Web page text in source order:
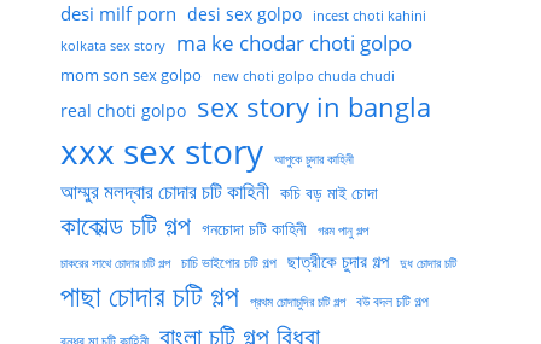
desi milf porn desi sex golpo incest choti kahini
kolkata sex story ma ke chodar choti golpo
mom son sex golpo new choti golpo chuda chudi
real choti golpo sex story in bangla
xxx sex story আপুকে চুদার কাহিনী
আম্মুর মলদ্বার চোদার চটি কাহিনী কচি বড় মাই চোদা
কাকোল্ড চটি গল্প গনচোদা চটি কাহিনী গরম পানু গল্প
চাকরের সাথে চোদার চটি গল্প চাচি ভাইপোর চটি গল্প ছাত্রীকে চুদার গল্প দুধ চোদার চটি
পাছা চোদার চটি গল্প প্রথম চোদাচুদির চটি গল্প বউ বদল চটি গল্প
বাংলা চটি গল্প বিধবা